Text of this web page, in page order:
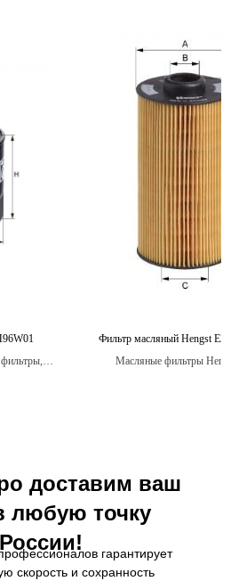
Фильтр масляный Hengst
Масляные фильтры Hengst
доставим ваш
любую точку
России!
гарантирует
скорость и сохранность